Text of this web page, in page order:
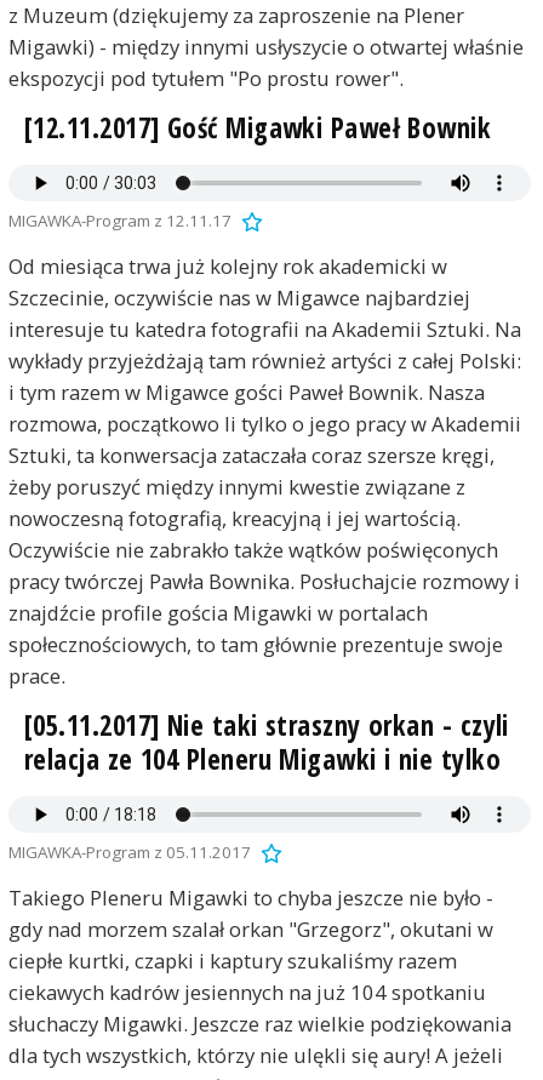
z Muzeum (dziękujemy za zaproszenie na Plener
Migawki) - między innymi usłyszycie o otwartej właśnie
ekspozycji pod tytułem "Po prostu rower".
[12.11.2017] Gość Migawki Paweł Bownik
MIGAWKA-Program z 12.11.17
Od miesiąca trwa już kolejny rok akademicki w
Szczecinie, oczywiście nas w Migawce najbardziej
interesuje tu katedra fotografii na Akademii Sztuki. Na
wykłady przyjeżdżają tam również artyści z całej Polski:
i tym razem w Migawce gości Paweł Bownik. Nasza
rozmowa, początkowo li tylko o jego pracy w Akademii
Sztuki, ta konwersacja zataczała coraz szersze kręgi,
żeby poruszyć między innymi kwestie związane z
nowoczesną fotografią, kreacyjną i jej wartością.
Oczywiście nie zabrakło także wątków poświęconych
pracy twórczej Pawła Bownika. Posłuchajcie rozmowy i
znajdźcie profile gościa Migawki w portalach
społecznościowych, to tam głównie prezentuje swoje
prace.
[05.11.2017] Nie taki straszny orkan - czyli
relacja ze 104 Pleneru Migawki i nie tylko
MIGAWKA-Program z 05.11.2017
Takiego Pleneru Migawki to chyba jeszcze nie było -
gdy nad morzem szalał orkan "Grzegorz", okutani w
ciepłe kurtki, czapki i kaptury szukaliśmy razem
ciekawych kadrów jesiennych na już 104 spotkaniu
słuchaczy Migawki. Jeszcze raz wielkie podziękowania
dla tych wszystkich, którzy nie ulękli się aury! A jeżeli